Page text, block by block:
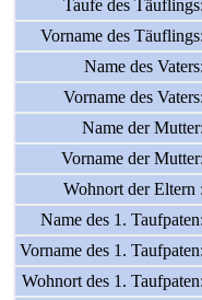
Taufe des Täuflings:
Vorname des Täuflings:
Name des Vaters:
Vorname des Vaters:
Name der Mutter:
Vorname der Mutter:
Wohnort der Eltern :
Name des 1. Taufpaten:
Vorname des 1. Taufpaten:
Wohnort des 1. Taufpaten: